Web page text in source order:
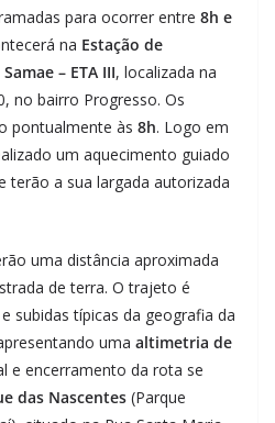
para ocorrer entre 8h e
na Estação de
– ETA III, localizada na
no bairro Progresso. Os
pontualmente às 8h. Logo em
um aquecimento guiado
terão a sua largada autorizada
uma distância aproximada
de terra. O trajeto é
subidas típicas da geografia da
uma altimetria de
e encerramento da rota se
das Nascentes (Parque